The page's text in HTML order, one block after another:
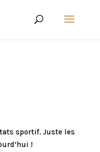
sportif. Juste les
!